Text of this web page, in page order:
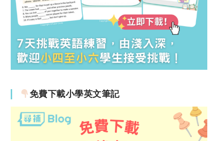
免費下載小學英文筆記